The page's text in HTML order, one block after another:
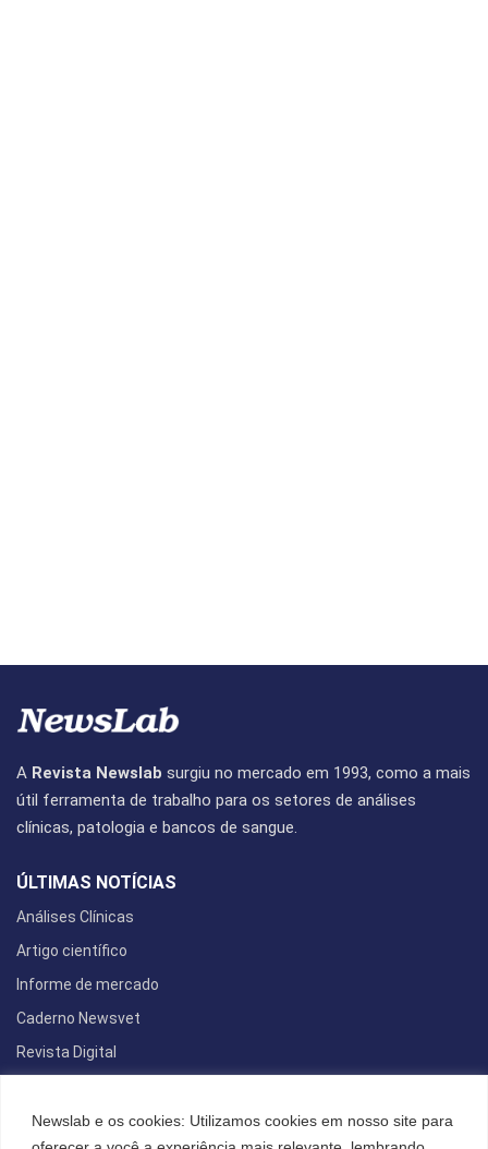
Newslab e os cookies: Utilizamos cookies em nosso site para
A Revista Newslab surgiu no mercado em 1993, como a mais
útil ferramenta de trabalho para os setores de análises
clínicas, patologia e bancos de sangue.
ÚLTIMAS NOTÍCIAS
Análises Clínicas
Artigo científico
Informe de mercado
Caderno Newsvet
Revista Digital